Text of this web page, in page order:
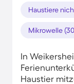
Haustiere
Mikrowelle
In
Haustier